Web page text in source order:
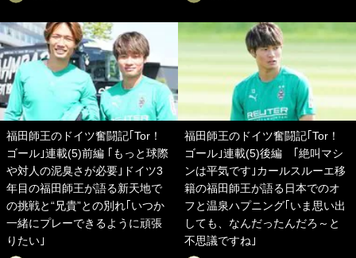
福田師王のドイツ奮闘記｢Tor！
ゴール｣連載(5)前編 ｢もっと球際
や対人の泥臭さが必要｣ドイツ3
年目の福田師王が語る新天地で
の挑戦と“兄貴”との別れ｢いつか
一緒にプレーできるように頑張
りたい｣
福田師王のドイツ奮闘記｢Tor！
ゴール｣連載(5)後編 ｢絶叫マシ
ンは平気です｣カールスルーエ移
籍の福田師王が語る日本でのオ
フと温泉ハプニング｢いま思い出
しても、なんだったんだろ～と
不思議ですね｣